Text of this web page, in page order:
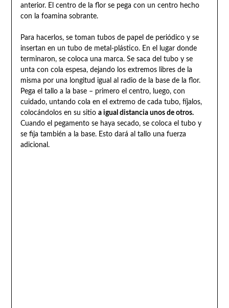
anterior. El centro de la flor se pega con un centro hecho
con la foamina sobrante.
Para hacerlos, se toman tubos de papel de periódico y se
insertan en un tubo de metal-plástico. En el lugar donde
terminaron, se coloca una marca. Se saca del tubo y se
unta con cola espesa, dejando los extremos libres de la
misma por una longitud igual al radio de la base de la flor.
Pega el tallo a la base – primero el centro, luego, con
cuidado, untando cola en el extremo de cada tubo, fíjalos,
colocándolos en su sitio a igual distancia unos de otros.
Cuando el pegamento se haya secado, se coloca el tubo y
se fija también a la base. Esto dará al tallo una fuerza
adicional.